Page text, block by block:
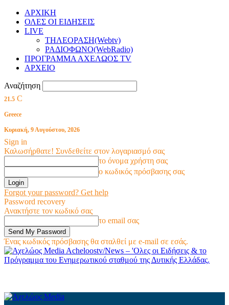
ΑΡΧΙΚΗ
ΟΛΕΣ ΟΙ ΕΙΔΗΣΕΙΣ
LIVE
ΤΗΛΕΟΡΑΣΗ(Webtv)
ΡΑΔΙΟΦΩΝΟ(WebRadio)
ΠΡΟΓΡΑΜΜΑ ΑΧΕΛΩΟΣ TV
ΑΡΧΕΙΟ
Αναζήτηση
21.5 C
Greece
Κυριακή, 9 Αυγούστου, 2026
Sign in
Καλωσήρθατε! Συνδεθείτε στον λογαριασμό σας
το όνομα χρήστη σας
ο κωδικός πρόσβασης σας
Forgot your password? Get help
Password recovery
Ανακτήστε τον κωδικό σας
το email σας
Ένας κωδικός πρόσβασης θα σταλθεί με e-mail σε εσάς.
Acheloostv/News – 'Ολες οι Ειδήσεις & το
Πρόγραμμα του Ενημερωτικού σταθμού της Δυτικής Ελλάδας.